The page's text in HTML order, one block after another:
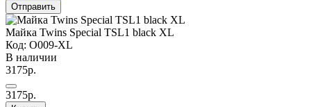
Отправить
Майка Twins Special TSL1 black XL
Код: O009-XL
В наличии
3175р.
3175р.